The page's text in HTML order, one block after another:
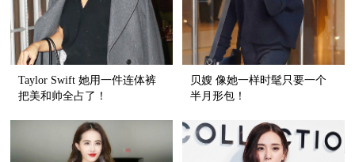
Taylor Swift 她用一件连体裤
把美和帅全占了！
贝嫂 像她一样时髦只要一个
半月形包！